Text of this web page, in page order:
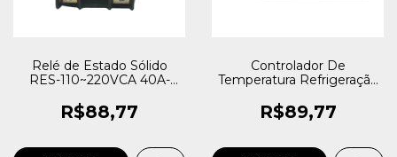
Relé de Estado Sólido
RES-110~220VCA 40A-
R$88,77
Controlador De
Temperatura Refrigeração
110/220VCA (-50° a 105°C)
R$89,77